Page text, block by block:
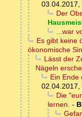
03.04.2017,
Der
...war
Es gibt keine
ökonomische
Lässt der
Nägeln
Ein Ende
02.04.2017,
Die
lernen. -